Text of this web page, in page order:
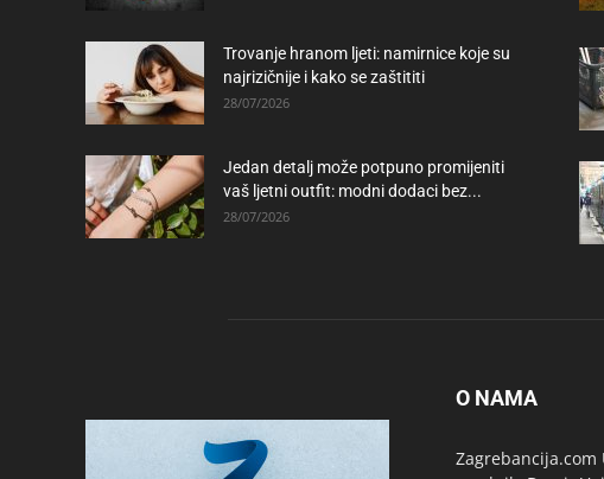
Trovanje hranom ljeti: namirnice koje su
najrizičnije i kako se zaštititi
28/07/2026
Jedan detalj može potpuno promijeniti
vaš ljetni outfit: modni dodaci bez...
28/07/2026
O NAMA
Zagrebancija.com